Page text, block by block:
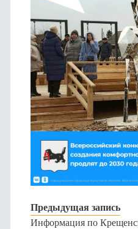
Предыдущая запись
Информация по